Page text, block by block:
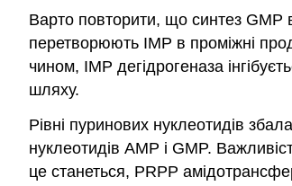
Варто повторити, що синтез GMP
перетворюють IMP в проміжні
чином, IMP дегідрогеназа
шляху.
Рівні пуринових нуклеотидів
нуклеотидів AMP і GMP.
це станеться, PRPP